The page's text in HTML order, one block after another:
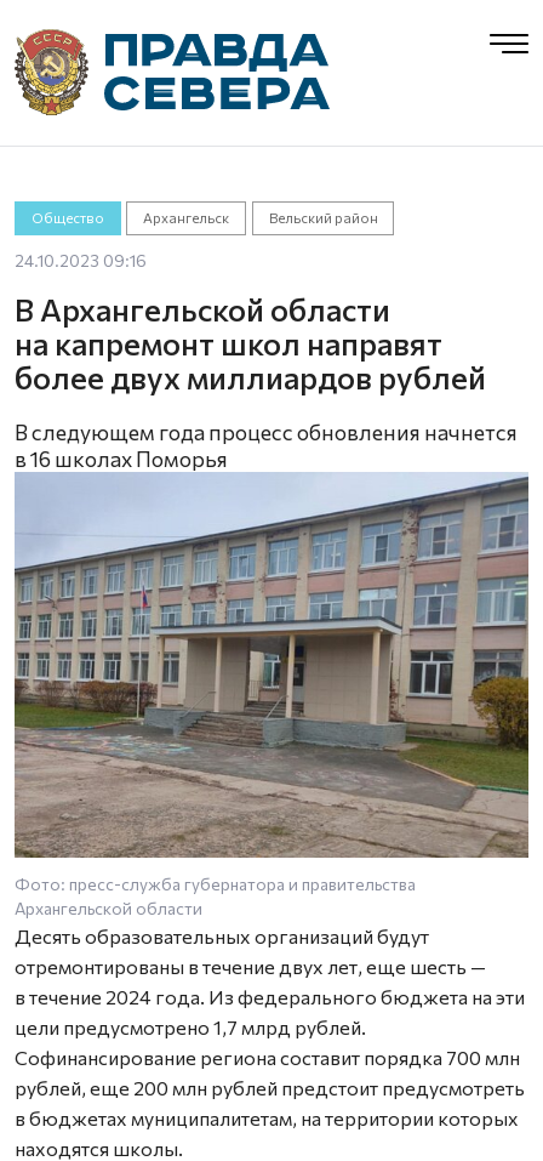
Общество Архангельск Вельский район
24.10.2023 09:16
В Архангельской области
на капремонт школ направят
более двух миллиардов рублей
В следующем года процесс обновления начнется
в 16 школах Поморья
Фото: пресс-служба губернатора и правительства
Архангельской области
Десять образовательных организаций будут
отремонтированы в течение двух лет, еще шесть —
в течение 2024 года. Из федерального бюджета на эти
цели предусмотрено 1,7 млрд рублей.
Софинансирование региона составит порядка 700 млн
рублей, еще 200 млн рублей предстоит предусмотреть
в бюджетах муниципалитетам, на территории которых
находятся школы.